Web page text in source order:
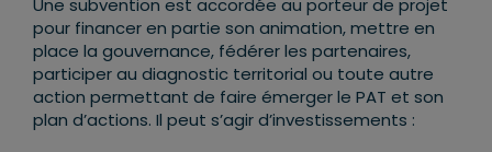
Une subvention est accordée au porteur de projet
pour financer en partie son animation, mettre en
place la gouvernance, fédérer les partenaires,
participer au diagnostic territorial ou toute autre
action permettant de faire émerger le PAT et son
plan d’actions. Il peut s’agir d’investissements :